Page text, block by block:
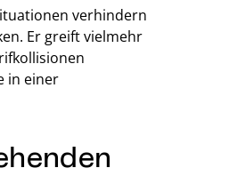
verhindern
Er greift vielmehr
in einer